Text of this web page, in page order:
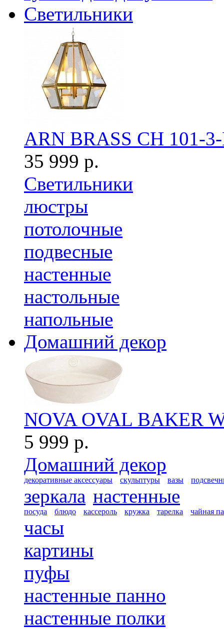
Светильники
ARN BRASS CH 101-
35 999 р.
Светильники
люстры
потолочные
подвесные
настенные
настольные
напольные
Домашний декор
NOVA OVAL BAKER
5 999 р.
Домашний декор
декоративные аксессуары скульптуры вазы
зеркала настенные
посуда блюдо кассероль кружка тарелка чайная
часы
картины
пуфы
настенные панно
настенные полки